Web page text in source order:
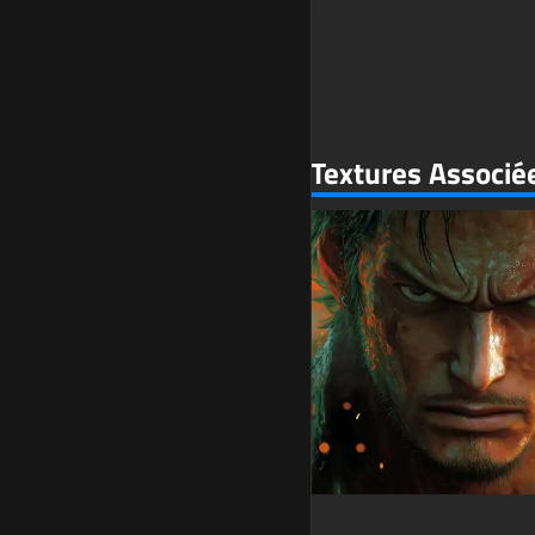
Textures